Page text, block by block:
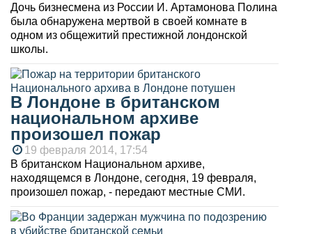
Дочь бизнесмена из России И. Артамонова Полина
была обнаружена мертвой в своей комнате в
одном из общежитий престижной лондонской
школы.
В Лондоне в британском
национальном архиве
произошел пожар
19 февраля 2014, 17:54
В британском Национальном архиве,
находящемся в Лондоне, сегодня, 19 февраля,
произошел пожар, - передают местные СМИ.